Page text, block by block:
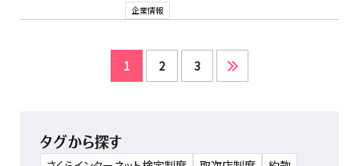
企業情報
1 2 3
タグから探す